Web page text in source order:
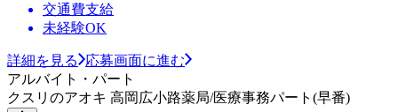
交通費支給
未経験OK
詳細を見る
応募画面に進む
アルバイト・パート
クスリのアオキ 高岡広小路薬局/医療事務パート(早番)